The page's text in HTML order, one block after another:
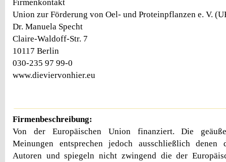
Firmenkontakt
Union zur Förderung von Oel- und Proteinpflanzen e. V.
Dr. Manuela Specht
Claire-Waldoff-Str. 7
10117 Berlin
030-235 97 99-0
www.dieviervonhier.eu
Firmenbeschreibung:
Von der Europäischen Union finanziert. Die
Meinungen entsprechen jedoch ausschließlich
Autoren und spiegeln nicht zwingend die der